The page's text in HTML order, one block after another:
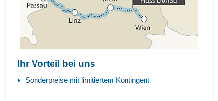
Ihr Vorteil bei uns
Sonderpreise mit limitiertem Kontingent